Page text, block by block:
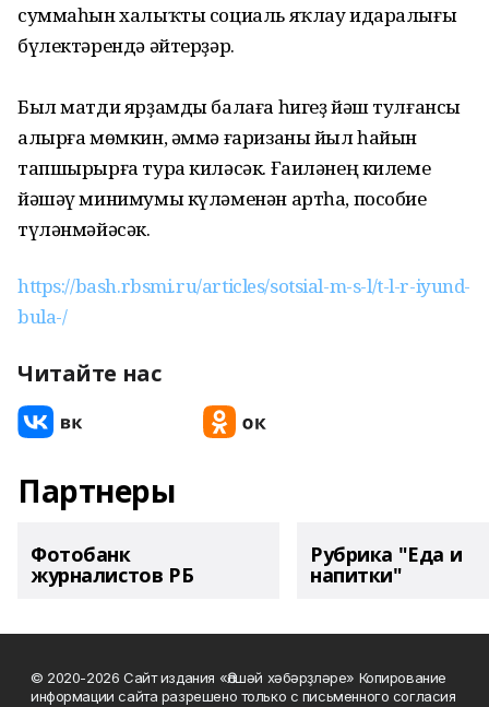
суммаһын халыҡты социаль яҡлау идаралығы
бүлектәрендә әйтерҙәр.
Был матди ярҙамды балаға һигеҙ йәш тулғансы
алырға мөмкин, әммә ғаризаны йыл һайын
тапшырырға тура киләсәк. Ғаиләнең килеме
йәшәү минимумы күләменән артһа, пособие
түләнмәйәсәк.
https://bash.rbsmi.ru/articles/sotsial-m-s-l/t-l-r-iyund-
bula-/
Читайте нас
Партнеры
Фотобанк
журналистов РБ
Рубрика "Еда и
напитки"
© 2020-2026 Сайт издания «Әлшәй хәбәрҙләре» Копирование
информации сайта разрешено только с письменного согласия